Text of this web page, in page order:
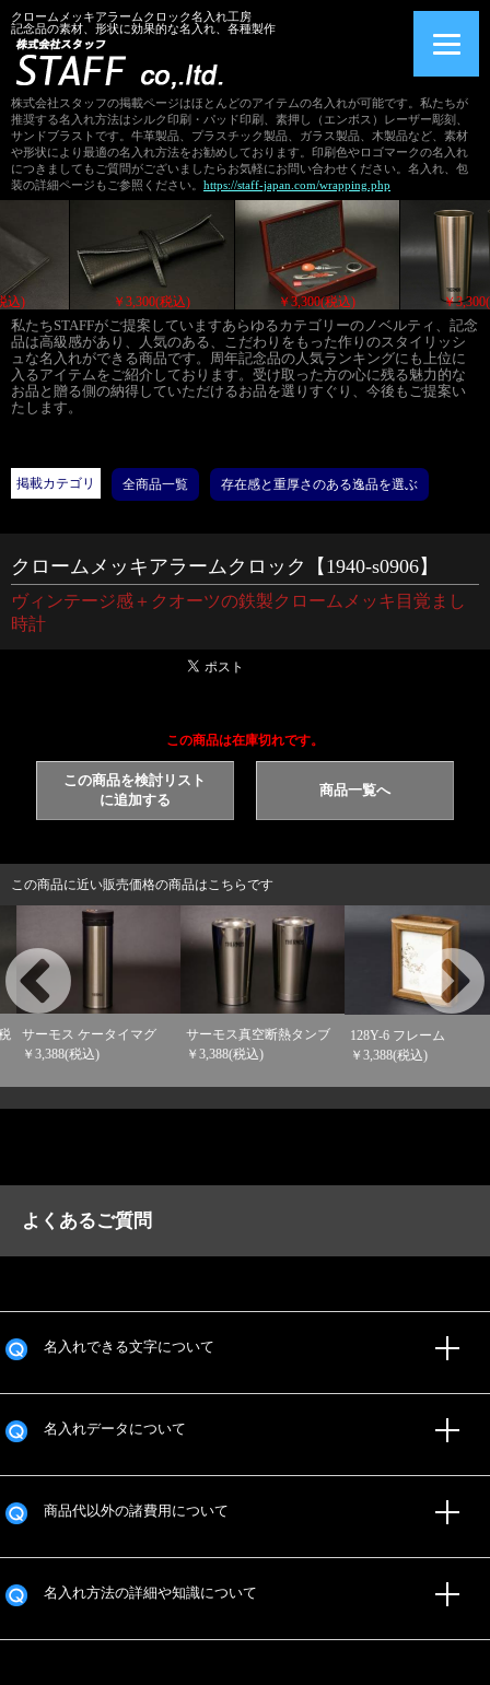
クロームメッキアラームクロック名入れ工房
記念品の素材、形状に効果的な名入れ、各種製作
株式会社スタッフの掲載ページはほとんどのアイテムの名入れが可能です。私たちが
推奨する名入れ方法はシルク印刷・パッド印刷、素押し（エンボス）レーザー彫刻、
サンドブラストです。牛革製品、プラスチック製品、ガラス製品、木製品など、素材
や形状により最適の名入れ方法をお勧めしております。印刷色やロゴマークの名入れ
につきましてもご質問がございましたらお気軽にお問い合わせください。名入れ、包
装の詳細ページもご参照ください。 https://staff-japan.com/wrapping.php
税込) ￥3,300(税込) ￥3,300(税込)
私たちSTAFFがご提案していますあらゆるカテゴリーのノベルティ、記念
品は高級感があり、人気のある、こだわりをもった作りのスタイリッシ
ュな名入れができる商品です。周年記念品の人気ランキングにも上位に
入るアイテムをご紹介しております。受け取った方の心に残る魅力的な
お品と贈る側の納得していただけるお品を選りすぐり、今後もご提案い
たします。
掲載カテゴリ 全商品一覧 存在感と重厚さのある逸品を選ぶ
クロームメッキアラームクロック【1940-s0906】
ヴィンテージ感＋クオーツの鉄製クロームメッキ目覚まし
時計
この商品は在庫切れです。
この商品を検討リスト
に追加する
商品一覧へ
この商品に近い販売価格の商品はこちらです
モス真空断熱タンブ
税込)
128Y-6 フレーム
￥3,388(税込)
Rio牛革ペンケースS
￥3,344(税込)
よくあるご質問
名入れできる文字について
名入れデータについて
商品代以外の諸費用について
名入れ方法の詳細や知識について